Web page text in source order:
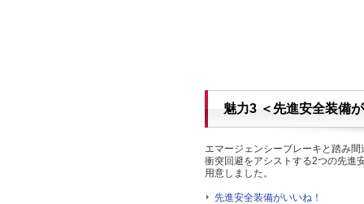
魅力3 ＜先進安全装備
エマージェンシーブレーキと踏み
衝突回避をアシストする2つの先進
用意しました。
先進安全装備がいいね！